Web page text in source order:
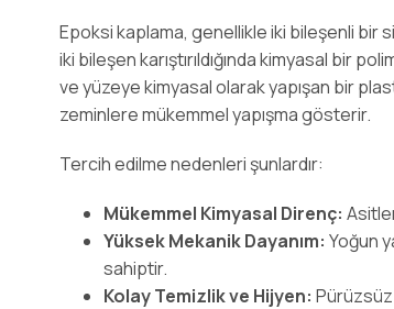
Epoksi kaplama, genellikle iki bileşenli
iki bileşen karıştırıldığında kimyasal bir
ve yüzeye kimyasal olarak yapışan bir
zeminlere mükemmel yapışma gösterir.
Tercih edilme nedenleri şunlardır:
Mükemmel Kimyasal Direnç:
Yüksek Mekanik Dayanım: Yoğun
sahiptir.
Kolay Temizlik ve Hijyen: